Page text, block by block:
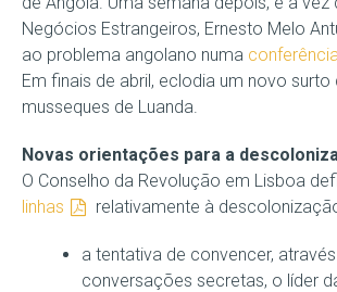
Negócios Estrangeiros, Ernesto Melo
ao problema angolano numa
Em finais de abril, eclodia um novo surto
musseques de Luanda.
Novas orientações para a
O Conselho da Revolução em Lisboa
linhas
relativamente à
a tentativa de convencer,
conversações secretas, o líder